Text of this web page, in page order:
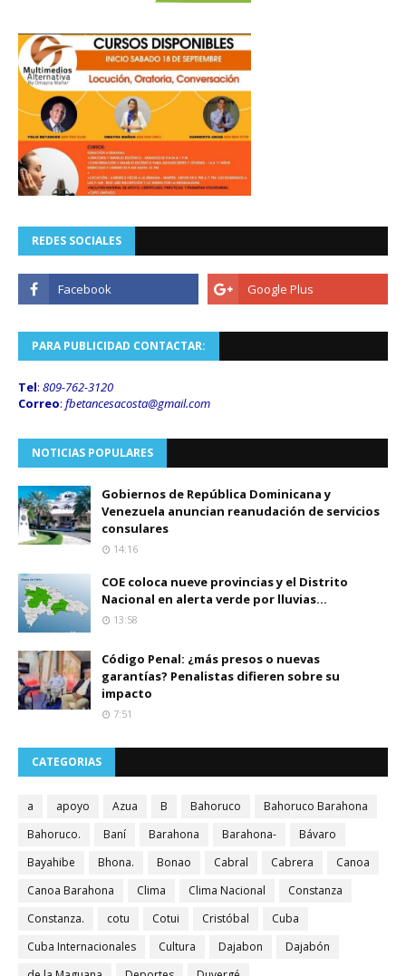
REDES SOCIALES
PARA PUBLICIDAD CONTACTAR:
Tel: 809-762-3120
Correo: fbetancesacosta@gmail.com
NOTICIAS POPULARES
Gobiernos de República Dominicana y
Venezuela anuncian reanudación de servicios
consulares
14:16
COE coloca nueve provincias y el Distrito
Nacional en alerta verde por lluvias...
13:58
Código Penal: ¿más presos o nuevas
garantías? Penalistas difieren sobre su
impacto
7:51
CATEGORIAS
a apoyo Azua B Bahoruco
Bahoruco Barahona
Bahoruco.
Baní Barahona Barahona-
Bávaro
Bayahibe
Bhona. Bonao Cabral Cabrera
Canoa
Canoa Barahona
Clima Clima Nacional
Constanza
Constanza.
cotu Cotui Cristóbal
Cuba
Cuba Internacionales
Cultura Dajabon
Dajabón